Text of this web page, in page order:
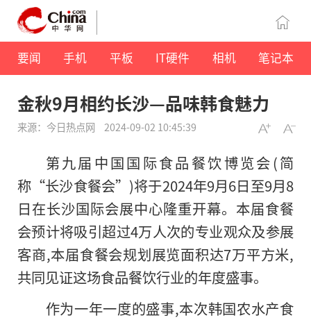
要闻 手机 平板 IT硬件 相机 笔记本
金秋9月相约长沙—品味韩食魅力
来源：今日热点网 2024-09-02 10:45:39
第九届中国国际食品餐饮博览会(简
称“长沙食餐会”)将于2024年9月6日至9月8
日在长沙国际会展中心隆重开幕。本届食餐
会预计将吸引超过4万人次的专业观众及参展
客商,本届食餐会规划展览面积达7万平方米,
共同见证这场食品餐饮行业的年度盛事。
作为一年一度的盛事,本次韩国农水产食